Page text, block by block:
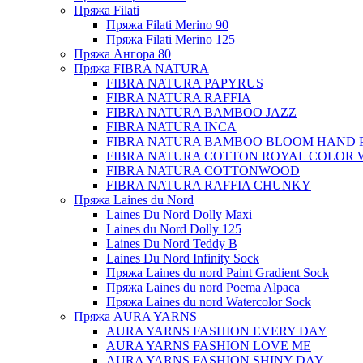
Пряжа Filati
Пряжа Filati Merino 90
Пряжа Filati Merino 125
Пряжа Ангора 80
Пряжа FIBRA NATURA
FIBRA NATURA PAPYRUS
FIBRA NATURA RAFFIA
FIBRA NATURA BAMBOO JAZZ
FIBRA NATURA INCA
FIBRA NATURA BAMBOO BLOOM HAND
FIBRA NATURA COTTON ROYAL COLOR
FIBRA NATURA COTTONWOOD
FIBRA NATURA RAFFIA CHUNKY
Пряжа Laines du Nord
Laines Du Nord Dolly Maxi
Laines du Nord Dolly 125
Laines Du Nord Teddy B
Laines Du Nord Infinity Sock
Пряжа Laines du nord Paint Gradient Sock
Пряжа Laines du nord Poema Alpaca
Пряжа Laines du nord Watercolor Sock
Пряжа AURA YARNS
AURA YARNS FASHION EVERY DAY
AURA YARNS FASHION LOVE ME
AURA YARNS FASHION SHINY DAY